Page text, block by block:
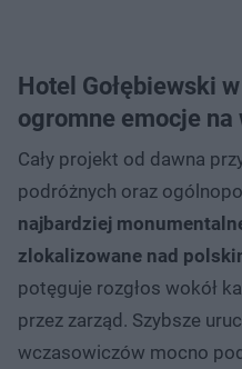
Hotel Gołębiewski
ogromne emocje na
Cały projekt od dawna
podróżnych oraz
najbardziej
zlokalizowane nad
potęguje rozgłos wokół
przez zarząd. Szybsze
wczasowiczów mocno